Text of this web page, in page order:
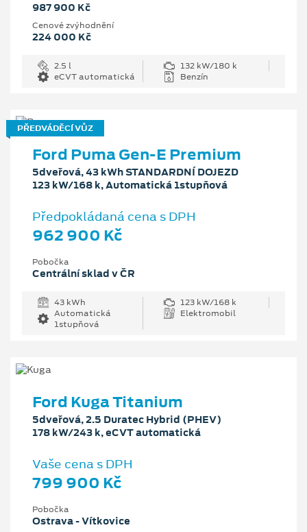
987 900 Kč
Cenové zvýhodnění
224 000 Kč
2.5 l
132 kW/180 k
eCVT automatická
Benzín
PŘEDVÁDĚCÍ VŮZ
Ford Puma Gen-E Premium
5dveřová, 43 kWh STANDARDNÍ DOJEZD
123 kW/168 k, Automatická 1stupňová
Předpokládaná cena s DPH
962 900 Kč
Pobočka
Centrální sklad v ČR
43 kWh
123 kW/168 k
Automatická
1stupňová
Elektromobil
Ford Kuga Titanium
5dveřová, 2.5 Duratec Hybrid (PHEV)
178 kW/243 k, eCVT automatická
Vaše cena s DPH
799 900 Kč
Pobočka
Ostrava - Vítkovice